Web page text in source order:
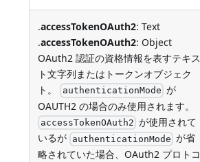
.accessTokenOAuth2: Text
.accessTokenOAuth2: Object
OAuth2 認証の資格情報を表すテキス
ト文字列またはトークンオブジェク
ト。 authenticationMode が
OAUTH2 の場合のみ使用されます。
accessTokenOAuth2 が使用されて
いるが authenticationMode が省
略されていた場合、OAuth2 プロトコ